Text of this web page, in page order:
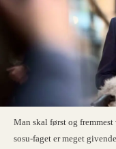
Man skal først og
sosu-faget er meget